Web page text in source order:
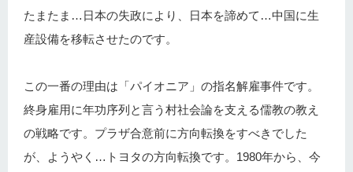
たまたま…日本の失政により、日本を諦めて…中国に生
産設備を移転させたのです。
この一番の理由は「パイオニア」の指名解雇事件です。
終身雇用に年功序列と言う村社会論を支える儒教の教え
の戦略です。プラザ合意前に方向転換をすべきでした
が、ようやく…トヨタの方向転換です。1980年から、今